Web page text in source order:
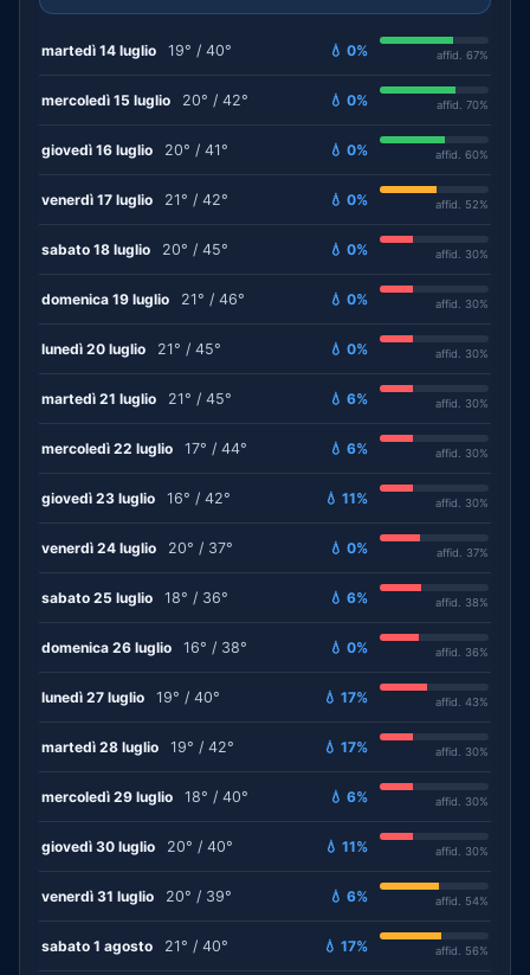
martedì 14 luglio 19° / 40° 💧 0% affid. 67%
mercoledì 15 luglio 20° / 42° 💧 0% affid. 70%
giovedì 16 luglio 20° / 41° 💧 0% affid. 60%
venerdì 17 luglio 21° / 42° 💧 0% affid. 52%
sabato 18 luglio 20° / 45° 💧 0% affid. 30%
domenica 19 luglio 21° / 46° 💧 0% affid. 30%
lunedì 20 luglio 21° / 45° 💧 0% affid. 30%
martedì 21 luglio 21° / 45° 💧 6% affid. 30%
mercoledì 22 luglio 17° / 44° 💧 6% affid. 30%
giovedì 23 luglio 16° / 42° 💧 11% affid. 30%
venerdì 24 luglio 20° / 37° 💧 0% affid. 37%
sabato 25 luglio 18° / 36° 💧 6% affid. 38%
domenica 26 luglio 16° / 38° 💧 0% affid. 36%
lunedì 27 luglio 19° / 40° 💧 17% affid. 43%
martedì 28 luglio 19° / 42° 💧 17% affid. 30%
mercoledì 29 luglio 18° / 40° 💧 6% affid. 30%
giovedì 30 luglio 20° / 40° 💧 11% affid. 30%
venerdì 31 luglio 20° / 39° 💧 6% affid. 54%
sabato 1 agosto 21° / 40° 💧 17% affid. 56%